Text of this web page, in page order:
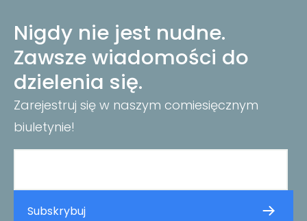
Nigdy nie jest nudne.
Zawsze wiadomości do
dzielenia się.
Zarejestruj się w naszym comiesięcznym
biuletynie!